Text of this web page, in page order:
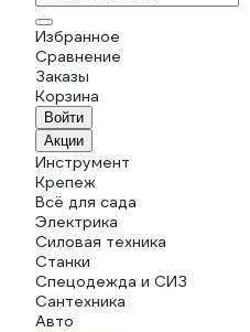
Избранное
Сравнение
Заказы
Корзина
Войти
Акции
Инструмент
Крепеж
Всё для сада
Электрика
Силовая техника
Станки
Спецодежда и СИЗ
Сантехника
Авто